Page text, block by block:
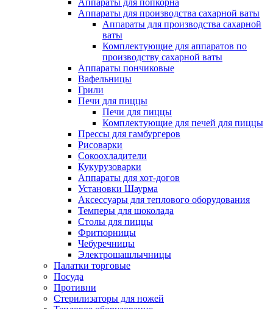
Аппараты для производства сахарной ваты
Аппараты для производства сахарной
ваты
Комплектующие для аппаратов по
производству сахарной ваты
Аппараты пончиковые
Вафельницы
Грили
Печи для пиццы
Печи для пиццы
Комплектующие для печей для пиццы
Прессы для гамбургеров
Рисоварки
Сокоохладители
Кукурузоварки
Аппараты для хот-догов
Установки Шаурма
Аксессуары для теплового оборудования
Темперы для шоколада
Столы для пиццы
Фритюрницы
Чебуречницы
Электрошашлычницы
Палатки торговые
Посуда
Противни
Стерилизаторы для ножей